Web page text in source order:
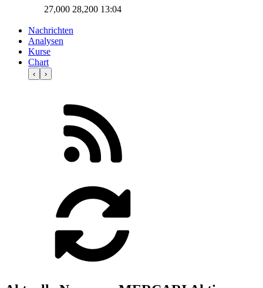
27,000 28,200 13:04
Nachrichten
Analysen
Kurse
Chart
‹ ›